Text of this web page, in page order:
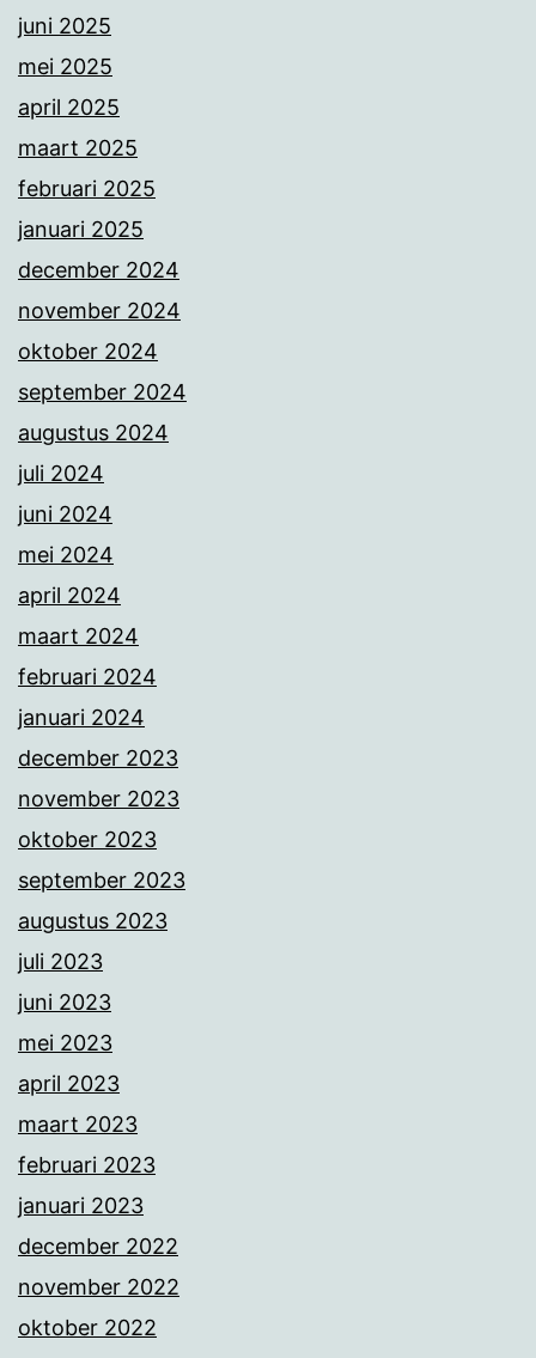
juni 2025
mei 2025
april 2025
maart 2025
februari 2025
januari 2025
december 2024
november 2024
oktober 2024
september 2024
augustus 2024
juli 2024
juni 2024
mei 2024
april 2024
maart 2024
februari 2024
januari 2024
december 2023
november 2023
oktober 2023
september 2023
augustus 2023
juli 2023
juni 2023
mei 2023
april 2023
maart 2023
februari 2023
januari 2023
december 2022
november 2022
oktober 2022